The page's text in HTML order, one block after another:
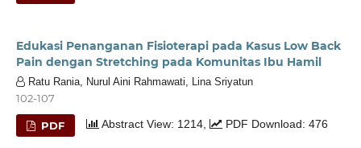
Edukasi Penanganan Fisioterapi pada Kasus Low Back
Pain dengan Stretching pada Komunitas Ibu Hamil
Ratu Rania, Nurul Aini Rahmawati, Lina Sriyatun
102-107
PDF Abstract View: 1214, PDF Download: 476